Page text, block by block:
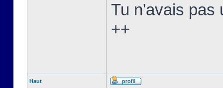
Tu n'avais pas
++
Haut